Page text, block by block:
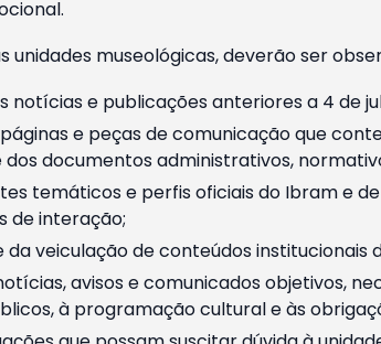
unidades museológicas, deverão ser
e publicações anteriores a 4 de
e peças de comunicação que
documentos administrativos,
temáticos e perfis oficiais do Ibram e
de interação;
da veiculação de conteúdos
avisos e comunicados objetivos,
à programação cultural e às